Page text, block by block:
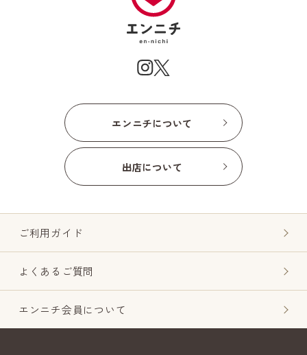
エンニチについて
出店について
ご利用ガイド
よくあるご質問
エンニチ会員について